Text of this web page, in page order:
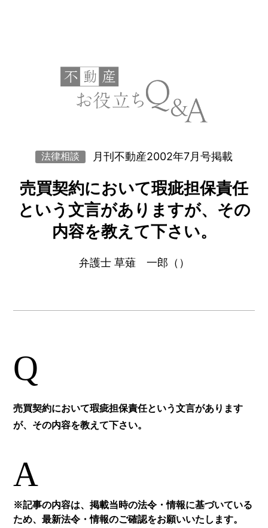
法律相談 月刊不動産2002年7月号掲載
売買契約において瑕疵担保責任
という文言がありますが、その
内容を教えて下さい。
弁護士 草薙 一郎（）
Q
売買契約において瑕疵担保責任という文言があります
が、その内容を教えて下さい。
A
※記事の内容は、掲載当時の法令・情報に基づいている
ため、最新法令・情報のご確認をお願いいたします。